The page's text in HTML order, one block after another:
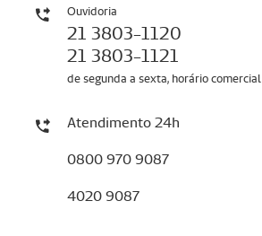
Ouvidoria
21 3803-1120
21 3803-1121
de segunda a sexta, horário comercial
Atendimento 24h
0800 970 9087
4020 9087